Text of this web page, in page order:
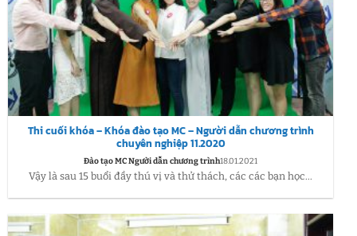
Thi cuối khóa – Khóa đào tạo MC – Người dẫn chương trình
chuyên nghiệp 11.2020
Đào tạo MC Người dẫn chương trình18.01.2021
Vậy là sau 15 buổi đầy thú vị và thử thách, các các bạn học...